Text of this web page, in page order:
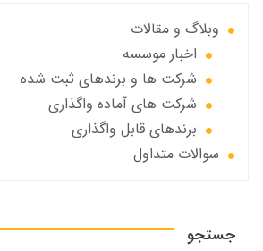
وبلاگ و مقالات
اخبار موسسه
شرکت ها و برندهای ثبت شده
شرکت های آماده واگذاری
برندهای قابل واگذاری
سوالات متداول
جستجو